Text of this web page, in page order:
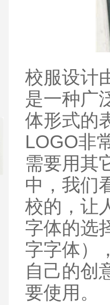
校服设计
是一种广
体形式的
LOGO非
需要用其
中，我们
校的，让
字体的选
字字体）
自己的创
要使用。